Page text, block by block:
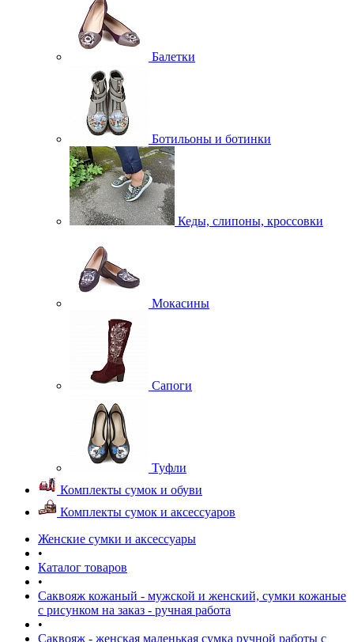
Балетки
Ботильоны и ботинки
Кеды, слипоны, кроссовки
Мокасины
Сапоги
Туфли
Комплекты сумок и обуви
Комплекты сумок и аксессуаров
Женские сумки и аксессуары
•
Каталог товаров
•
Саквояж кожаный - мужской и женский, сумки кожаные
с рисунком на заказ - ручная работа
•
Саквояж - женская маленькая сумка ручной работы с